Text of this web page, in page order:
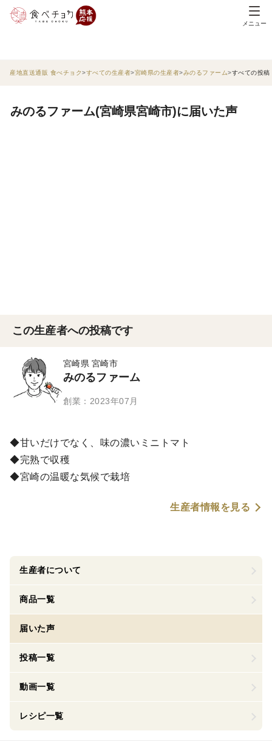
メニュー
産地直送通販 食べチョク すべての生産者 宮崎県の生産者 みのるファーム すべての投稿
みのるファーム(宮崎県宮崎市)に届いた声
この生産者への投稿です
宮崎県 宮崎市
みのるファーム
創業：2023年07月
◆甘いだけでなく、味の濃いミニトマト
◆完熟で収穫
◆宮崎の温暖な気候で栽培
生産者情報を見る
生産者について
商品一覧
届いた声
投稿一覧
動画一覧
レシピ一覧